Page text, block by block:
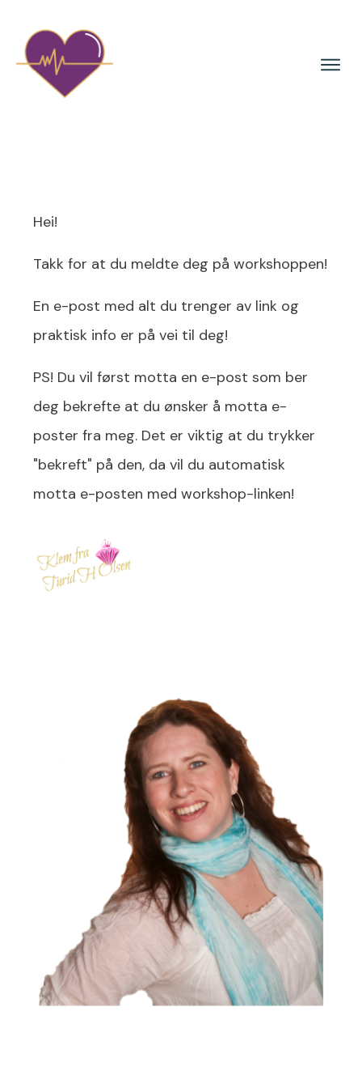
Hei!
Takk for at du meldte deg på workshoppen!
En e-post med alt du trenger av link og
praktisk info er på vei til deg!
PS! Du vil først motta en e-post som ber
deg bekrefte at du ønsker å motta e-
poster fra meg. Det er viktig at du trykker
"bekreft" på den, da vil du automatisk
motta e-posten med workshop-linken!